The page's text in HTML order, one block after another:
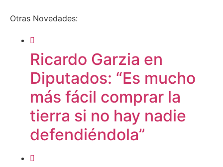
Otras Novedades:
Ricardo Garzia en
Diputados: “Es mucho
más fácil comprar la
tierra si no hay nadie
defendiéndola”